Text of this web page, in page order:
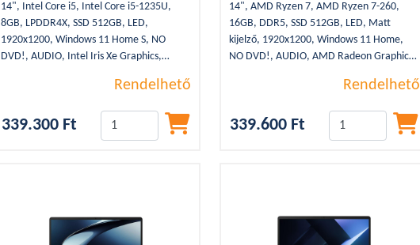
14", Intel Core i5, Intel Core i5-1235U,
8GB, LPDDR4X, SSD 512GB, LED,
1920x1200, Windows 11 Home S, NO
DVD!, AUDIO, Intel Iris Xe Graphics,
C, 1,5Kg, WEBCAM, HDMI, SSD, Blue,
Rendelhető
339.300 Ft
14", AMD Ryzen 7, AMD Ryzen 7-260,
16GB, DDR5, SSD 512GB, LED, Matt
kijelző, 1920x1200, Windows 11 Home,
NO DVD!, AUDIO, AMD Radeon Graphics,
C, 1,4Kg, WEBCAM, HDMI, SSD, Grey,
Rendelhető
339.600 Ft